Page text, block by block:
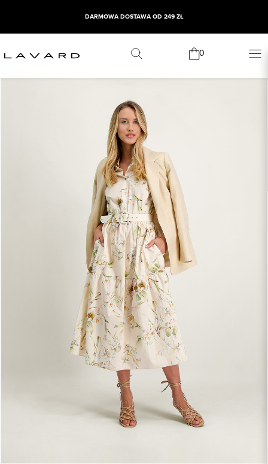
DARMOWA DOSTAWA OD 249 ZŁ
0